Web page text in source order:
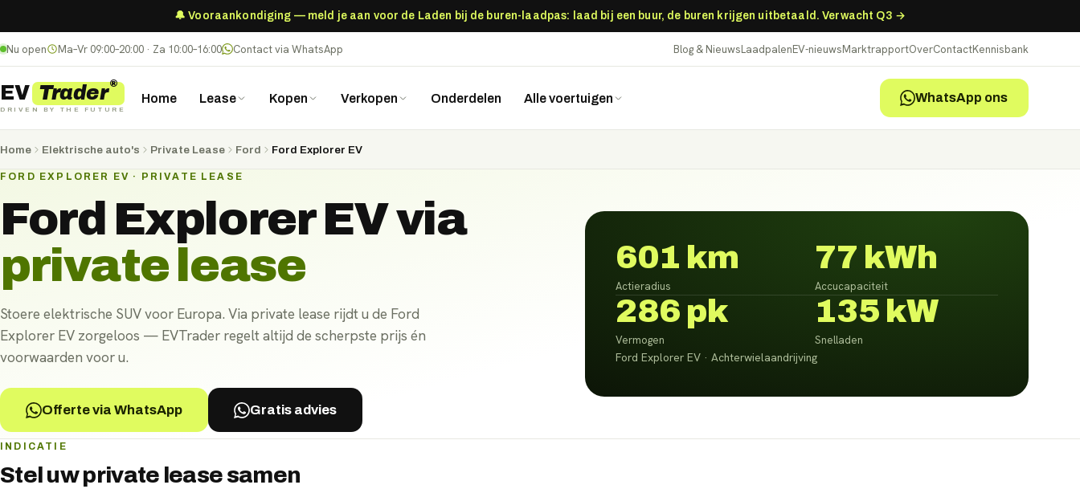
🔔 Vooraankondiging — meld je aan voor de Laden bij de buren-laadpas: laad bij een buur, de buren krijgen uitbetaald. Verwacht Q3 →
Nu open Ma–Vr 09:00–20:00 · Za 10:00–16:00 Contact via WhatsApp Blog & NieuwsLaadpalenEV-nieuwsMarktrapportOverContactKennisbank
EV Trader®
DRIVEN BY THE FUTURE
Home Lease Kopen Verkopen Onderdelen Alle voertuigen WhatsApp ons
Home Elektrische auto's Private Lease Ford Ford Explorer EV
FORD EXPLORER EV · PRIVATE LEASE
Ford Explorer EVvia
private lease
Stoere elektrische SUV voor Europa. Via private lease rijdt u de Ford
Explorer EV zorgeloos — EVTrader regelt altijd de scherpste prijs én
voorwaarden voor u.
Offerte via WhatsApp Gratis advies
601 km
Actieradius
77 kWh
Accucapaciteit
286 pk
Vermogen
135 kW
Snelladen
Ford Explorer EV · Achterwielaandrijving
INDICATIE
Stel uwprivate leasesamen